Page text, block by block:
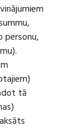
personu,
tā